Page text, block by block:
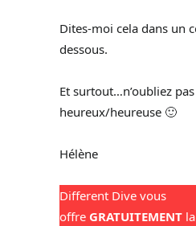
Dites-moi cela dans un
dessous.
Et surtout…n’oubliez pas
heureux/heureuse 🙂
Hélène
Different Dive vous
offre GRATUITEMENT la